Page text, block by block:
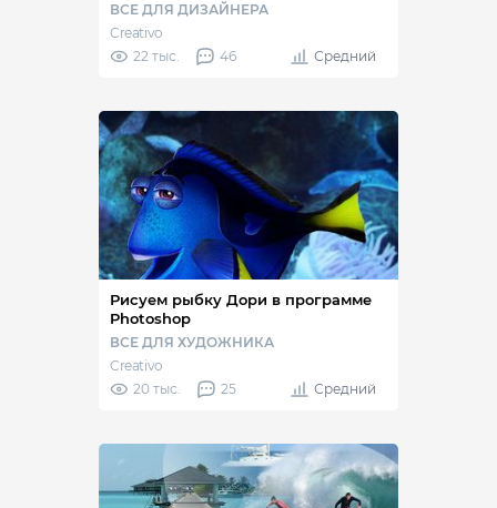
ВСЕ ДЛЯ ДИЗАЙНЕРА
Creativo
22 тыс.
46 Средний
Рисуем рыбку Дори в программе
Photoshop
ВСЕ ДЛЯ ХУДОЖНИКА
Creativo
20 тыс.
25 Средний